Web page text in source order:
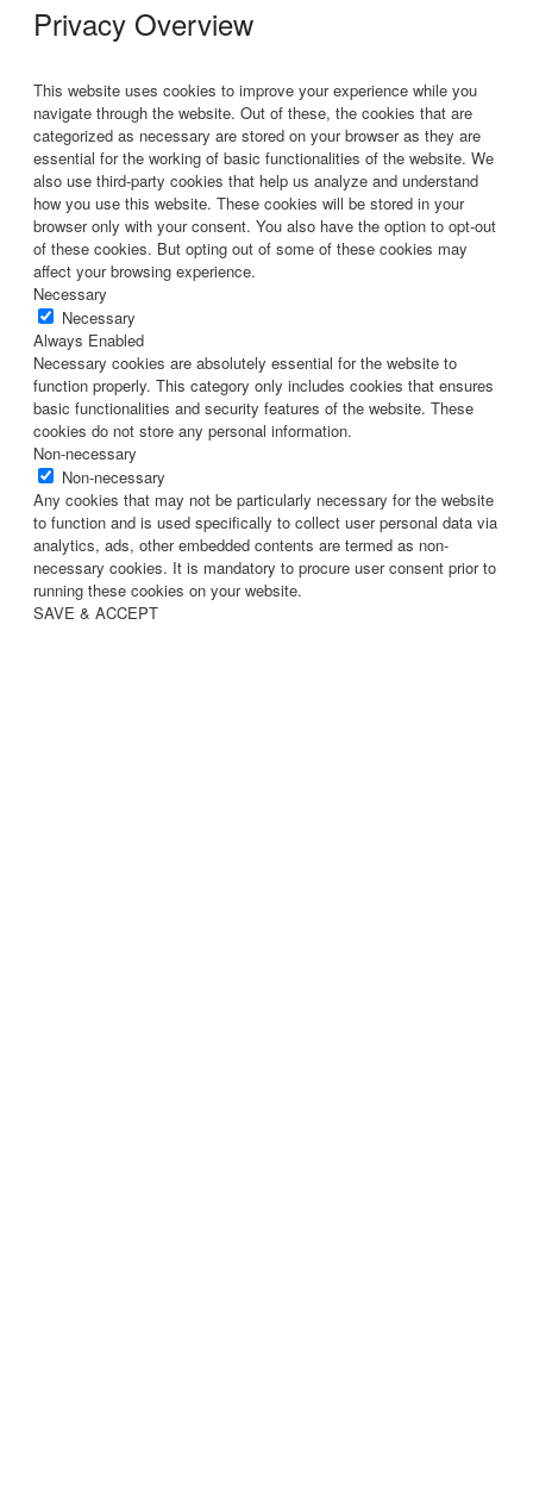
Privacy Overview
This website uses cookies to improve your experience while you
navigate through the website. Out of these, the cookies that are
categorized as necessary are stored on your browser as they are
essential for the working of basic functionalities of the website. We
also use third-party cookies that help us analyze and understand
how you use this website. These cookies will be stored in your
browser only with your consent. You also have the option to opt-out
of these cookies. But opting out of some of these cookies may
affect your browsing experience.
Necessary
Necessary
Always Enabled
Necessary cookies are absolutely essential for the website to
function properly. This category only includes cookies that ensures
basic functionalities and security features of the website. These
cookies do not store any personal information.
Non-necessary
Non-necessary
Any cookies that may not be particularly necessary for the website
to function and is used specifically to collect user personal data via
analytics, ads, other embedded contents are termed as non-
necessary cookies. It is mandatory to procure user consent prior to
running these cookies on your website.
SAVE & ACCEPT